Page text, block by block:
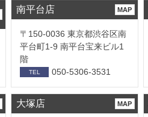
南平台店 MAP
〒150-0036 東京都渋谷区南
平台町1-9 南平台宝来ビル1
階
TEL 050-5306-3531
大塚店 MAP